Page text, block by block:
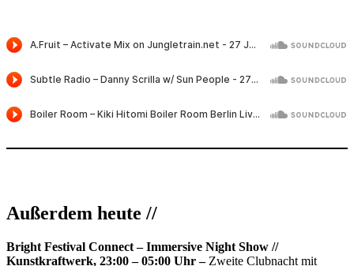
Außerdem heute //
Bright Festival Connect– Immersive Night Show //
Kunstkraftwerk, 23:00 – 05:00 Uhr –Zweite Clubnacht mit